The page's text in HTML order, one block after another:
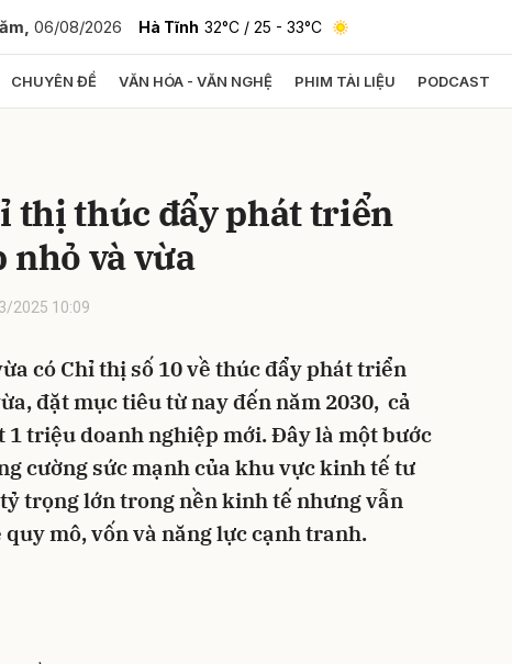
06/08/2026 Hà Tĩnh 32°C / 25 - 33°C
CHUYÊN ĐỀ VĂN HÓA - VĂN NGHỆ PHIM TÀI LIỆU PODCAST
thị thúc đẩy phát triển
và vừa
2025 10:09
có Chỉ thị số 10 về thúc đẩy phát triển
đặt mục tiêu từ nay đến năm 2030, cả
1 triệu doanh nghiệp mới. Đây là một bước
cường sức mạnh của khu vực kinh tế tư
trọng lớn trong nền kinh tế nhưng vẫn
mô, vốn và năng lực cạnh tranh.
bình luận